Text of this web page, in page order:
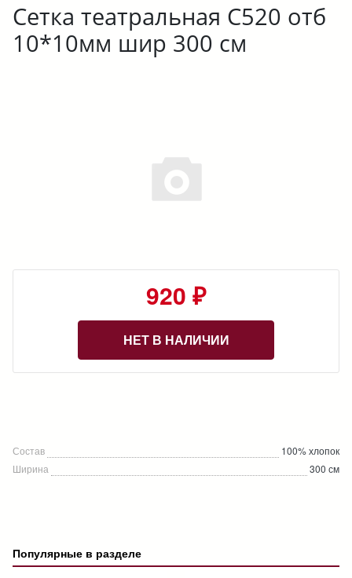
Сетка театральная С520 отб
10*10мм шир 300 см
920 ₽
НЕТ В НАЛИЧИИ
Состав
100% хлопок
Ширина
300 см
Популярные в разделе